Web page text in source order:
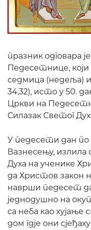
празник одговара
Педесетнице,
седмица (недеља)
34,32), исто у 50.
Цркви на
Силазак Светог
У педесети дан
Вазнесењу,
Духа на ученике
да Христов закон
наврши педесет
једнодушно на
са неба као хујање
дом гдје они